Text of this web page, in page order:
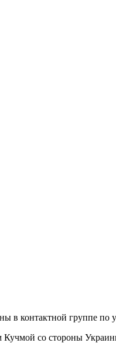
в контактной группе по
со стороны